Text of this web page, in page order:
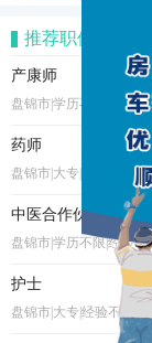
推荐职位
产康师
盘锦市|学历不限|经验不
药师
盘锦市|大专|2年以上
中医合作伙伴
盘锦市|学历不限|经验不
护士
盘锦市|大专|经验不限